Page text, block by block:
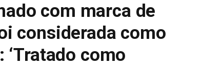
com marca de
considerada como
como